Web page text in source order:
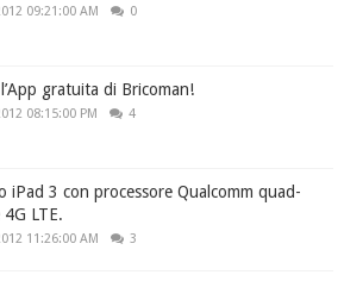
09:21:00 AM 0
gratuita di Bricoman!
08:15:00 PM 4
iPad 3 con processore Qualcomm quad-
LTE.
11:26:00 AM 3